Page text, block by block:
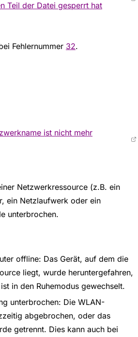
Teil der Datei gesperrt hat
Fehlernummer 32.
ist nicht mehr
Netzwerkressource (z.B. ein
ein Netzlaufwerk oder ein
unterbrochen.
offline: Das Gerät, auf dem die
liegt, wurde heruntergefahren,
in den Ruhemodus gewechselt.
unterbrochen: Die WLAN-
abgebrochen, oder das
getrennt. Dies kann auch bei